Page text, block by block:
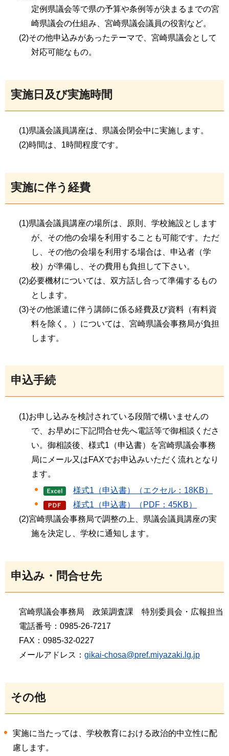
定例県議会等で県の予算や条例等が決まるまでの宮
崎県議会の仕組み、宮崎県議会議員の役割など。
(2)その他申込みがあったテーマで、宮崎県議会として
対応可能なもの。
実施日及び実施時間
(1)県議会議員講座は、県議会閉会中に実施します。
(2)時間は、1時間程度です。
実施に伴う経費
(1)県議会議員講座の場所は、原則、学校施設とします
が、その他の会場を利用することも可能です。ただ
し、その他の会場を利用する場合は、申込者（学
校）が準備し、その費用も負担して下さい。
(2)必要機材については、双方話し合って準備するもの
とします。
(3)その他派遣に伴う講師に係る経費及び資料（有料資
料を除く。）については、宮崎県議会事務局が負担
します。
申込手続
(1)お申し込みを検討されている段階で構いませんの
で、お早めに下記問合せ先へ電話等で御相談くださ
い。御相談後、様式1（申込書）を宮崎県議会事務
局にメール又はFAXでお申込みいただく流れとなり
ます。
様式1（申込書）（エクセル：18KB）
様式1（申込書）（PDF：45KB）
(2)宮崎県議会事務局で調整の上、県議会議員講座の実
施を決定し、学校に通知します。
申込み・問合せ先
宮崎県議会事務局 政策調査課 特別委員会・広報担当
電話番号：0985-26-7217
FAX：0985-32-0227
メールアドレス：gikai-chosa@pref.miyazaki.lg.jp
その他
実施に当たっては、学校教育における政治的中立性に配
慮します。